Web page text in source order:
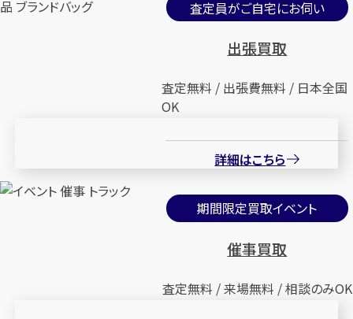
査定員がご自宅にお伺い
出張買取
査定無料 / 出張費無料 / 日本全国
OK
詳細はこちら
期間限定買取イベント
催事買取
査定無料 / 来場無料 / 相談のみOK